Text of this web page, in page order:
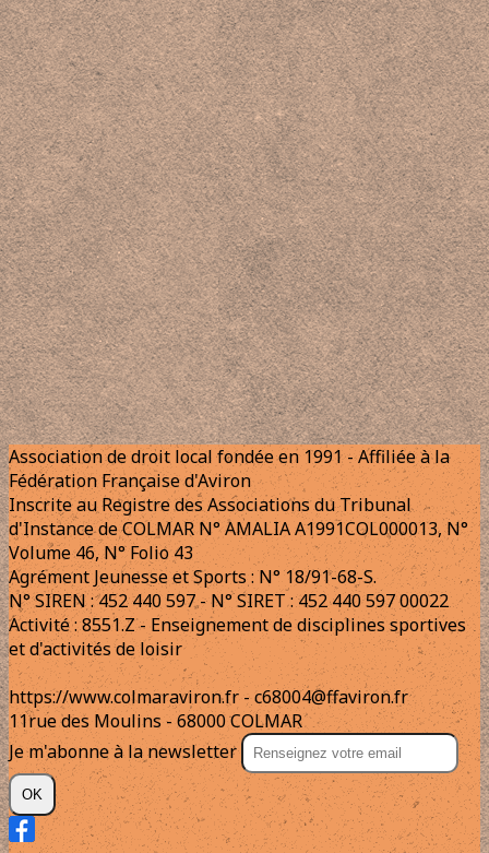
Association de droit local fondée en 1991 - Affiliée à la
Fédération Française d'Aviron
Inscrite au Registre des Associations du Tribunal
d'Instance de COLMAR N° AMALIA A1991COL000013, N°
Volume 46, N° Folio 43
Agrément Jeunesse et Sports : N° 18/91-68-S.
N° SIREN : 452 440 597 - N° SIRET : 452 440 597 00022
Activité : 8551.Z - Enseignement de disciplines sportives
et d'activités de loisir
https://www.colmaraviron.fr - c68004@ffaviron.fr
11rue des Moulins - 68000 COLMAR
Je m'abonne à la newsletter
OK